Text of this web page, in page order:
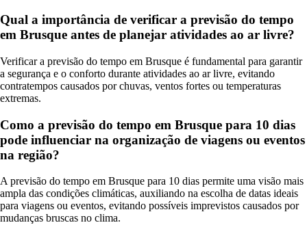
Qual a importância de verificar a previsão do tempo
em Brusque antes de planejar atividades ao ar livre?
Verificar a previsão do tempo em Brusque é fundamental para garantir
a segurança e o conforto durante atividades ao ar livre, evitando
contratempos causados por chuvas, ventos fortes ou temperaturas
extremas.
Como a previsão do tempo em Brusque para 10 dias
pode influenciar na organização de viagens ou eventos
na região?
A previsão do tempo em Brusque para 10 dias permite uma visão mais
ampla das condições climáticas, auxiliando na escolha de datas ideais
para viagens ou eventos, evitando possíveis imprevistos causados por
mudanças bruscas no clima.